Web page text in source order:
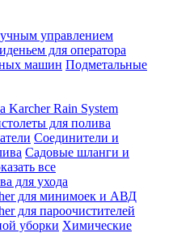
управлением
для оператора
машин Подметальные
Karcher Rain System
для полива
Соединители и
Садовые шланги и
все
для ухода
для минимоек и АВД
для пароочистителей
уборки Химические